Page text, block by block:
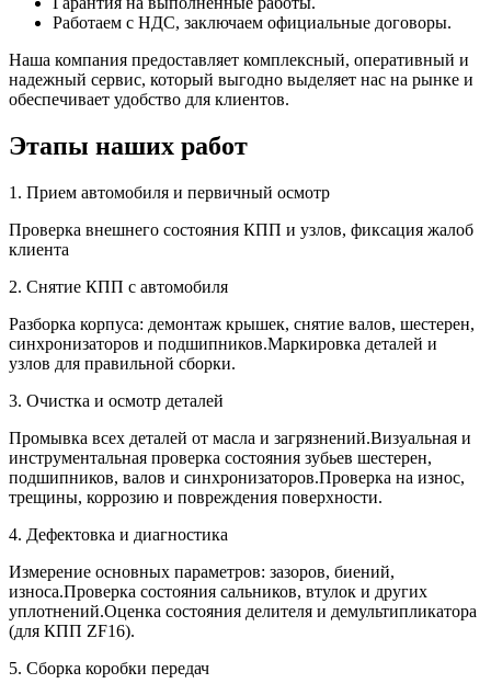
Работаем с НДС, заключаем официальные договоры.
Наша компания предоставляет комплексный, оперативный и
надежный сервис, который выгодно выделяет нас на рынке и
обеспечивает удобство для клиентов.
Этапы наших работ
1. Прием автомобиля и первичный осмотр
Проверка внешнего состояния КПП и узлов, фиксация жалоб
клиента
2. Снятие КПП с автомобиля
Разборка корпуса: демонтаж крышек, снятие валов, шестерен,
синхронизаторов и подшипников.Маркировка деталей и
узлов для правильной сборки.
3. Очистка и осмотр деталей
Промывка всех деталей от масла и загрязнений.Визуальная и
инструментальная проверка состояния зубьев шестерен,
подшипников, валов и синхронизаторов.Проверка на износ,
трещины, коррозию и повреждения поверхности.
4. Дефектовка и диагностика
Измерение основных параметров: зазоров, биений,
износа.Проверка состояния сальников, втулок и других
уплотнений.Оценка состояния делителя и демультипликатора
(для КПП ZF16).
5. Сборка коробки передач